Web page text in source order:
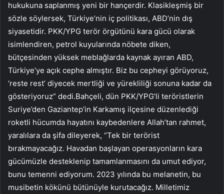
hukukuna saplanmış yeni bir hançerdir. Klasikleşmiş bir
sözle söylersek, Türkiye’nin iç politikası, ABD’nin dış
siyasetidir. PKK/YPG terör örgütünü kara gücü olarak
isimlendiren, petrol kuyularında nöbete diken,
bütçesinden yüksek meblağlarda kaynak ayıran ABD,
Türkiye’ye açık cephe almıştır. Biz bu cepheyi görüyoruz,
‘reste rest’ diyecek mertliği ve yürekliliği sonuna kadar da
gösteriyoruz” dedi.Bahçeli, dün PKK/YPG’li teröristlerin
Suriye’den Gaziantep’in Karkamış ilçesine düzenlediği
roketli hücumda hayatını kaybedenlere Allah’tan rahmet,
yaralılara da şifa dileyerek, “Tek bir terörist
bırakmayacağız. Havadan başlayan operasyonların kara
gücümüzle desteklenip tamamlanmasını da umut ediyor,
bunu temenni ediyorum. 2023 yılında bu melanetin, bu
musibetin kökünü bütünüyle kurutacağız. Milletimiz